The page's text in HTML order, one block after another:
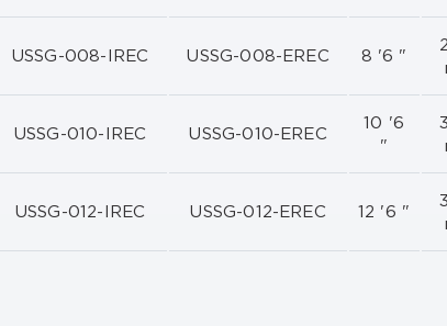
USSG-008-IREC USSG-008-EREC 8 '6 "
USSG-010-IREC USSG-010-EREC
10 '6
"
USSG-012-IREC USSG-012-EREC 12 '6 "